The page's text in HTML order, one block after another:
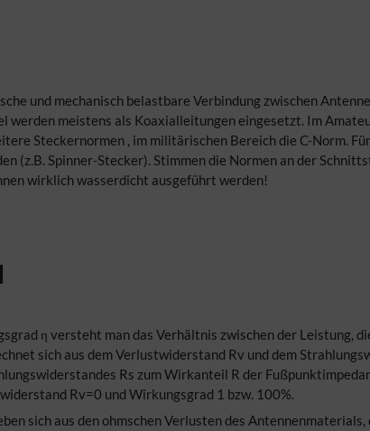
und mechanisch belastbare Verbindung zwischen
werden meistens als Koaxialleitungen eingesetzt. Im
Steckernormen , im militärischen Bereich die C-Norm.
(z.B. Spinner-Stecker). Stimmen die Normen an der
wirklich wasserdicht ausgeführt werden!
η versteht man das Verhältnis zwischen der Leistung,
sich aus dem Verlustwiderstand Rv und dem
Rs zum Wirkanteil R der
Rv=0 und Wirkungsgrad 1 bzw. 100%.
sich aus den ohmschen Verlusten des